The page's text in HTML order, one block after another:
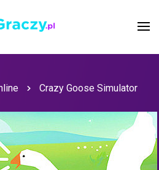
Crazy Goose Simulator